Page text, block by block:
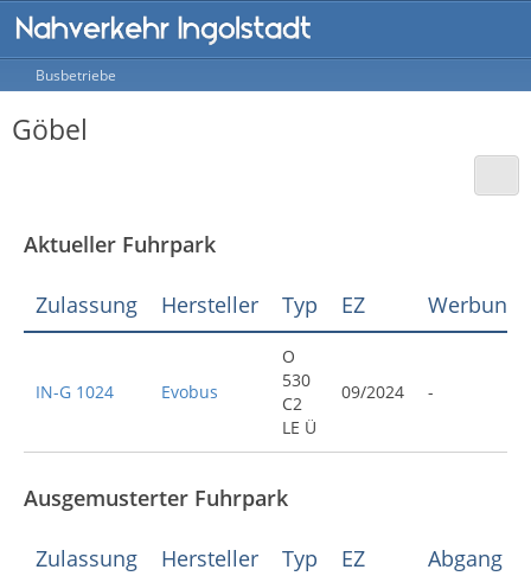
Busbetriebe
Göbel
Aktueller Fuhrpark
Zulassung Hersteller Typ EZ Werbung
IN-G 1024 Evobus
O
530
C2
LE Ü
09/2024 -
Ausgemusterter Fuhrpark
Zulassung Hersteller Typ EZ Abgang